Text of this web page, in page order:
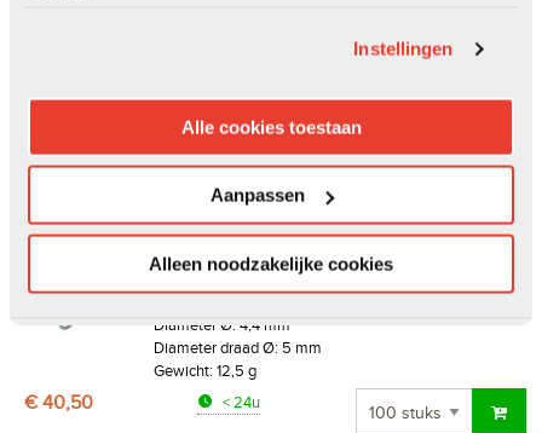
Instellingen
Alle cookies toestaan
Aanpassen
Alleen noodzakelijke cookies
Lengte: 60 mm
Diameter Ø: 4,4 mm
Diameter draad Ø: 5 mm
Gewicht: 10 g
> 2 wd
Artikelnr.:100341057
Lengte: 80 mm
Diameter Ø: 4,4 mm
Diameter draad Ø: 5 mm
Gewicht: 12,5 g
€ 40,50 < 24u